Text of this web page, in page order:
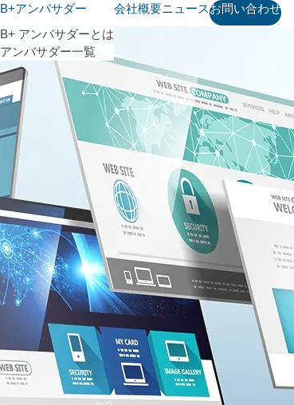
B+アンバサダー
B+ アンバサダーとは
アンバサダー一覧
会社概要ニュースお問い合わせ